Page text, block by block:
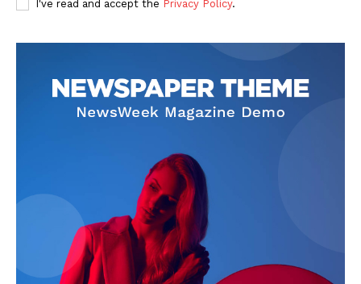
I've read and accept the Privacy Policy.